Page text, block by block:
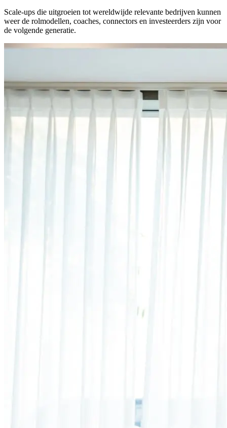
Scale-ups die uitgroeien tot wereldwijde relevante bedrijven kunnen
weer de rolmodellen, coaches, connectors en investeerders zijn voor
de volgende generatie.